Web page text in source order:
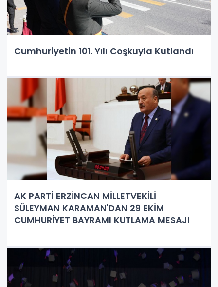
Cumhuriyetin 101. Yılı Coşkuyla Kutlandı
AK PARTİ ERZİNCAN MİLLETVEKİLİ
SÜLEYMAN KARAMAN'DAN 29 EKİM
CUMHURİYET BAYRAMI KUTLAMA MESAJI